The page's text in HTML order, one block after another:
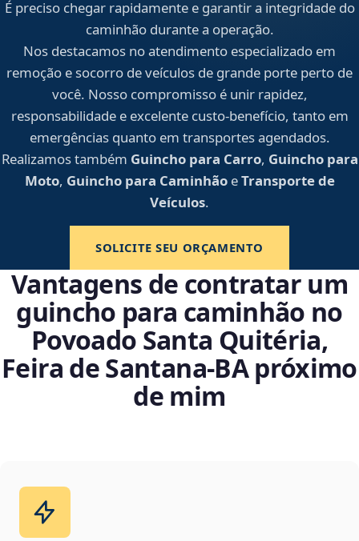
É preciso chegar rapidamente e garantir a integridade do
caminhão durante a operação.
Nos destacamos no atendimento especializado em
remoção e socorro de veículos de grande porte perto de
você. Nosso compromisso é unir rapidez,
responsabilidade e excelente custo-benefício, tanto em
emergências quanto em transportes agendados.
Realizamos também Guincho para Carro, Guincho para
Moto, Guincho para CaminhãoeTransporte de
Veículos.
SOLICITE SEU ORÇAMENTO
Vantagens de contratar um
guincho para caminhão no
Povoado Santa Quitéria,
Feira de Santana‑BA próximo
de mim